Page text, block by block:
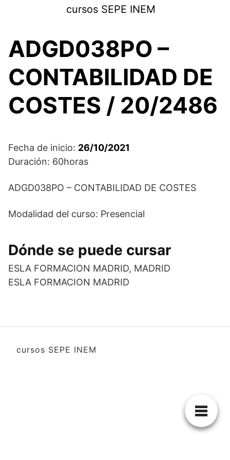
cursos SEPE INEM
ADGD038PO –
CONTABILIDAD DE
COSTES / 20/2486
Fecha de inicio: 26/10/2021
Duración: 60horas
ADGD038PO – CONTABILIDAD DE COSTES
Modalidad del curso: Presencial
Dónde se puede cursar
ESLA FORMACION MADRID, MADRID
ESLA FORMACION MADRID
cursos SEPE INEM